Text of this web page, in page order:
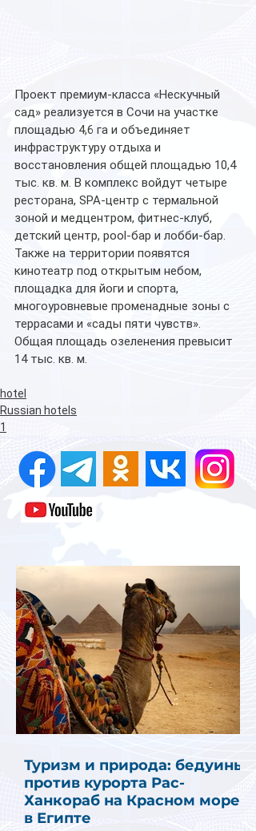
Проект премиум-класса «Нескучный
сад» реализуется в Сочи на участке
площадью 4,6 га и объединяет
инфраструктуру отдыха и
восстановления общей площадью 10,4
тыс. кв. м. В комплекс войдут четыре
ресторана, SPA-центр с термальной
зоной и медцентром, фитнес-клуб,
детский центр, pool-бар и лобби-бар.
Также на территории появятся
кинотеатр под открытым небом,
площадка для йоги и спорта,
многоуровневые променадные зоны с
террасами и «сады пяти чувств».
Общая площадь озеленения превысит
14 тыс. кв. м.
hotel
Russian hotels
1
Туризм и природа: бедуины
против курорта Рас-
Ханкораб на Красном море
в Египте